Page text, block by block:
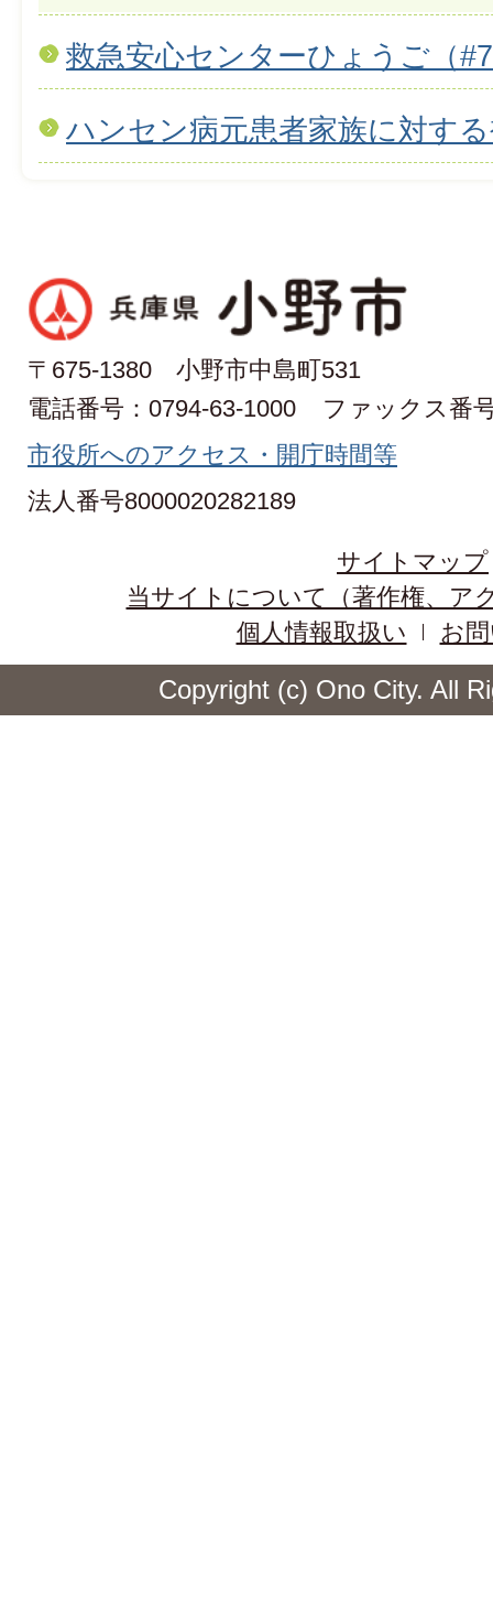
救急安心センターひょうご（
ハンセン病元患者家族に対す
〒675-1380 小野市中島町531
電話番号：0794-63-1000
ファックス番
市役所へのアクセス・開庁時間等
法人番号8000020282189
サイトマップ
当サイトについて（著作権、ア
個人情報取扱い
お
Copyright (c) Ono City. All